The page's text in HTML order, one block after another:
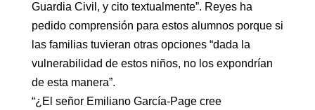
Guardia Civil, y cito textualmente”. Reyes ha
pedido comprensión para estos alumnos porque si
las familias tuvieran otras opciones “dada la
vulnerabilidad de estos niños, no los expondrían
de esta manera”.
“¿El señor Emiliano García-Page cree